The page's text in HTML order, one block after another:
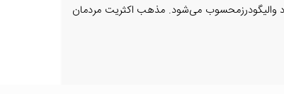
بعد ازخرم آباد ،بروجرد،دورود والیگودرزمحسوب می‌شود. مذهب اکثریت مردمان